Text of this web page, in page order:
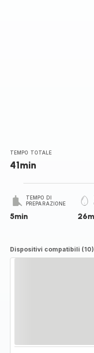
TEMPO TOTALE
41min
TEMPO DI
PREPARAZIONE
5min
Dispositivi compatibili (10)